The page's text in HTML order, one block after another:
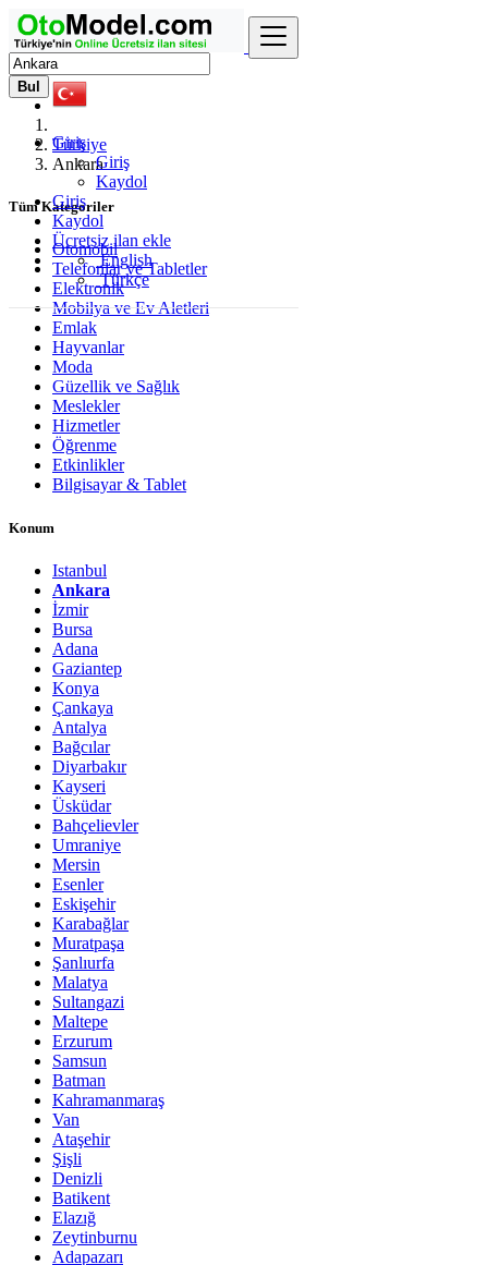
Giriş
Giriş
Kaydol
Giriş
Kaydol
Ücretsiz ilan ekle
English
Türkçe
Bul
Türkiye
Ankara
Tüm Kategoriler
Otomobil
Telefonlar ve Tabletler
Elektronik
Mobilya ve Ev Aletleri
Emlak
Hayvanlar
Moda
Güzellik ve Sağlık
Meslekler
Hizmetler
Öğrenme
Etkinlikler
Bilgisayar & Tablet
Konum
Istanbul
Ankara
İzmir
Bursa
Adana
Gaziantep
Konya
Çankaya
Antalya
Bağcılar
Diyarbakır
Kayseri
Üsküdar
Bahçelievler
Umraniye
Mersin
Esenler
Eskişehir
Karabağlar
Muratpaşa
Şanlıurfa
Malatya
Sultangazi
Maltepe
Erzurum
Samsun
Batman
Kahramanmaraş
Van
Ataşehir
Şişli
Denizli
Batikent
Elazığ
Zeytinburnu
Adapazarı